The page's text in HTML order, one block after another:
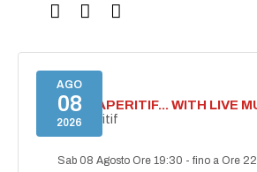
AGO
08
2026
SECRET APERITIF... WITH LIVE
Secret aperitif
Sab 08 Agosto Ore 19:30 -fino a Ore